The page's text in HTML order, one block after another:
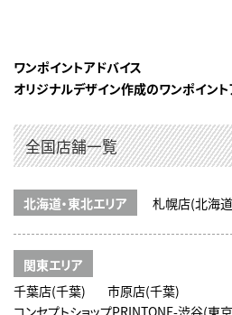
ワンポイントアドバイス
オリジナルデザイン作成のワンポイント
全国店舗一覧
北海道・東北エリア 札幌店(北海
関東エリア
千葉店(千葉)
市原店(千葉)
コンセプトショップPRINTONE-渋谷(東